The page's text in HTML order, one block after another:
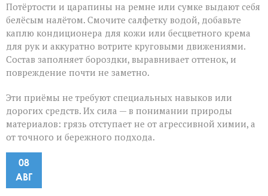
Потёртости и царапины на ремне или сумке выдают себя
белёсым налётом. Смочите салфетку водой, добавьте
каплю кондиционера для кожи или бесцветного крема
для рук и аккуратно вотрите круговыми движениями.
Состав заполняет бороздки, выравнивает оттенок, и
повреждение почти не заметно.
Эти приёмы не требуют специальных навыков или
дорогих средств. Их сила — в понимании природы
материалов: грязь отступает не от агрессивной химии, а
от точного и бережного подхода.
08
АВГ